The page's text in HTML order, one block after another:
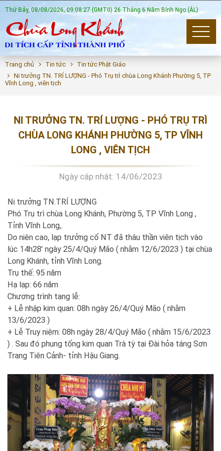
Thứ Bảy, 08/08/2026, 09:08:29 (GMT0) 26 Tháng 6 Năm Bính Ngọ (ÂL)
Trang chủ Tin tức
Tin tức Phật Giáo
Ni trưởng TN. TRÍ LƯỢNG - Phó Trụ trì chùa Long Khánh Phường 5, TP
Vĩnh Long , viên tịch
NI TRƯỞNG TN. TRÍ LƯỢNG - PHÓ TRỤ TRÌ
CHÙA LONG KHÁNH PHƯỜNG 5, TP VĨNH
LONG , VIÊN TỊCH
Ngày cập nhật: 14/06/2023
Ni trưởng TN.TRÍ LƯỢNG
Phó Trụ trì chùa Long Khánh, Phường 5, TP Vĩnh Long ,
Tỉnh Vĩnh Long,.
Do niên cao, lạp trưởng cố NT đã thâu thần viên tịch vào
lúc 14h28’ ngày 25/4/Quý Mão ( nhằm 12/6/2023 ) tại chùa
Long Khánh, tỉnh Vĩnh Long.
Trụ thế: 95 năm
Hạ lạp: 66 năm
Chương trình tang lễ:
+ Lễ nhập kim quan: 08h ngày 26/4/Quý Mão ( nhằm
13/6/2023 )
+ Lễ Truy niệm: 08h ngày 28/4/Quý Mão ( nhằm 15/6/2023
) . Sau đó phụng tống kim quan Trà tỳ tại Đài hỏa táng Sơn
Trang Tiên Cảnh- tỉnh Hậu Giang.